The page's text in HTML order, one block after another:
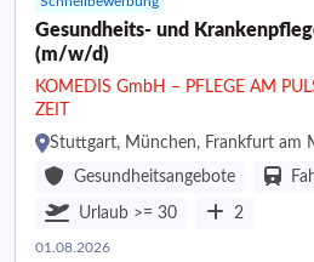
Gesundheits- und
(m/w/d)
KOMEDIS GmbH – PFLEGE AM
ZEIT
Stuttgart, München, Frankfurt am
Gesundheitsangebote
Urlaub >= 30 2
01.08.2026